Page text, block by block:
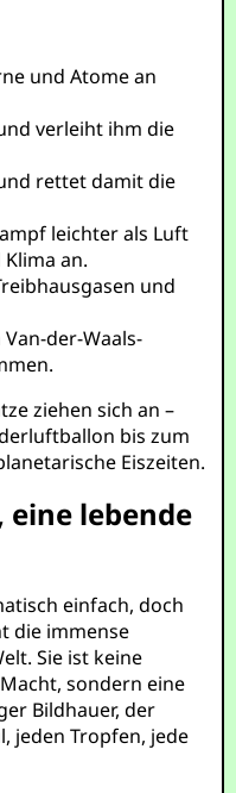
und Atome an
verleiht ihm die
rettet damit die
leichter als Luft
an.
und
der-Waals-
ziehen sich an –
bis zum
Eiszeiten.
eine lebende
einfach, doch
die immense
Sie ist keine
sondern eine
Bildhauer, der
jeden Tropfen, jede